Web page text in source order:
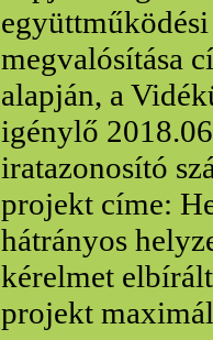
megvalósítása
alapján, a
igénylő
iratazonosító
projekt címe:
hátrányos
kérelmet
projekt